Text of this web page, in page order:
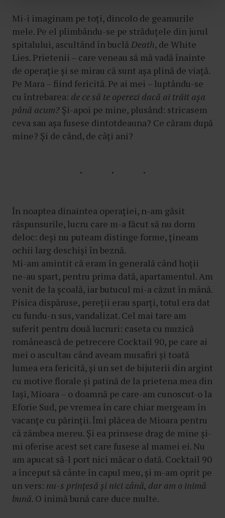
Mi-i imaginam pe toți, dincolo de geamurile
mele. Pe el plimbându-se pe străduțele din jurul
spitalului, ascultând în buclă Death, de White
Lies. Prietenii – care veneau să mă vadă înainte
de operație și se mirau că sunt așa plină de viață.
Pe Mara – fiind fericită. Pe ai mei – luptându-se
cu întrebarea: de ce să te operezi dacă ai trăit așa
până acum? Și-apoi pe mine, plusând: stricasem
ceva sau așa fusese dintotdeauna? Ce căram după
mine? Și de când, de câți ani?
În noaptea dinaintea operației, n-am găsit
răspunsurile, lucru care m-a făcut să nu dorm
deloc: deși nu puteam distinge forme, țineam
ochii larg deschiși în beznă.
Mi-am amintit că eram în generală când hoții
ne-au spart, pentru prima dată, apartamentul. Am
venit de la școală, iar butucul mi-a căzut în mână.
Pisica dispăruse, pereții erau sparți, totul era dat
cu fundu-n sus, vandalizat. Cel mai tare am
suferit pentru două lucruri: caseta cu muzică
românească de petrecere Cocktail 90, pe care ai
mei o ascultau când aveam musafiri și toată
lumea era fericită, și un set de bijuterii din argint
cu motive florale și patină de la prietena mea din
Iași, Mioara – o doamnă pe care-am cunoscut-o la
Eforie Sud, pe vremea în care chiar mergeam în
vacanțe cu părinții. Îmi plăcea de Mioara pentru
că zâmbea mereu. Și ea prinsese drag de mine și-
mi oferise acest set care fusese al mamei ei. Nu
am apucat să-l port nici măcar o dată. Cocktail 90
a început să cânte în capul meu, și m-am oprit pe
un vers: nu-s prințesă și nici zână, dar am o inimă
bună. O inimă bună care duce multe.